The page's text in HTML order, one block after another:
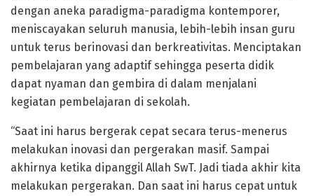
dengan aneka paradigma-paradigma kontemporer,
meniscayakan seluruh manusia, lebih-lebih insan guru
untuk terus berinovasi dan berkreativitas. Menciptakan
pembelajaran yang adaptif sehingga peserta didik
dapat nyaman dan gembira di dalam menjalani
kegiatan pembelajaran di sekolah.
“Saat ini harus bergerak cepat secara terus-menerus
melakukan inovasi dan pergerakan masif. Sampai
akhirnya ketika dipanggil Allah SwT. Jadi tiada akhir kita
melakukan pergerakan. Dan saat ini harus cepat untuk